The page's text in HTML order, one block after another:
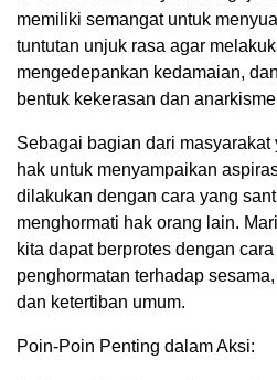
memiliki semangat untuk
tuntutan unjuk rasa agar
mengedepankan kedamaian,
bentuk kekerasan dan
Sebagai bagian dari
hak untuk menyampaikan
dilakukan dengan cara yang
menghormati hak orang lain.
kita dapat berprotes dengan
penghormatan terhadap
dan ketertiban umum.
Poin-Poin Penting dalam Aksi: